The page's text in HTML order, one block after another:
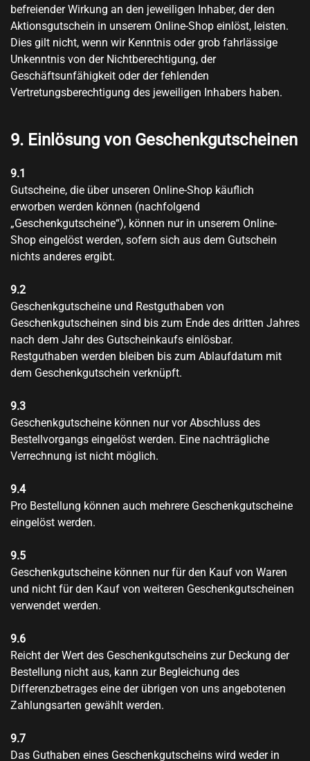
befreiender Wirkung an den jeweiligen Inhaber, der den
Aktionsgutschein in unserem Online-Shop einlöst, leisten.
Dies gilt nicht, wenn wir Kenntnis oder grob fahrlässige
Unkenntnis von der Nichtberechtigung, der
Geschäftsunfähigkeit oder der fehlenden
Vertretungsberechtigung des jeweiligen Inhabers haben.
9. Einlösung von Geschenkgutscheinen
9.1
Gutscheine, die über unseren Online-Shop käuflich
erworben werden können (nachfolgend
„Geschenkgutscheine“), können nur in unserem Online-
Shop eingelöst werden, sofern sich aus dem Gutschein
nichts anderes ergibt.
9.2
Geschenkgutscheine und Restguthaben von
Geschenkgutscheinen sind bis zum Ende des dritten Jahres
nach dem Jahr des Gutscheinkaufs einlösbar.
Restguthaben werden bleiben bis zum Ablaufdatum mit
dem Geschenkgutschein verknüpft.
9.3
Geschenkgutscheine können nur vor Abschluss des
Bestellvorgangs eingelöst werden. Eine nachträgliche
Verrechnung ist nicht möglich.
9.4
Pro Bestellung können auch mehrere Geschenkgutscheine
eingelöst werden.
9.5
Geschenkgutscheine können nur für den Kauf von Waren
und nicht für den Kauf von weiteren Geschenkgutscheinen
verwendet werden.
9.6
Reicht der Wert des Geschenkgutscheins zur Deckung der
Bestellung nicht aus, kann zur Begleichung des
Differenzbetrages eine der übrigen von uns angebotenen
Zahlungsarten gewählt werden.
9.7
Das Guthaben eines Geschenkgutscheins wird weder in